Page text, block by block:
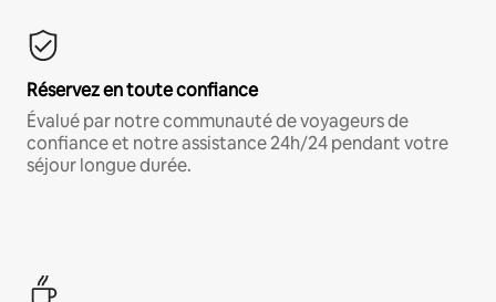
Réservez en toute confiance
Évalué par notre communauté de voyageurs de
confiance et notre assistance 24h/24 pendant votre
séjour longue durée.